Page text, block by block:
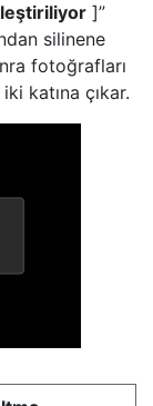
]”
silinene
fotoğrafları
katına çıkar.